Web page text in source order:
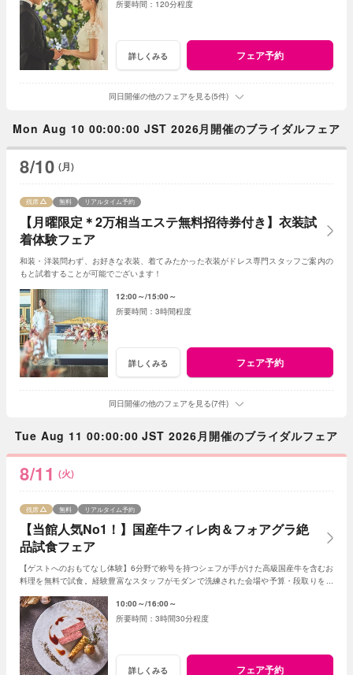
120分程度
詳しくみる フェア予約
同日開催の他のフェアを見る(5件)
Mon Aug 10 00:00:00 JST 2026月開催のブライダルフェア
8/10 (月)
【月曜限定＊2万相当エステ無料招待券付き】衣装試
着体験フェア
残席 無料 リアルタイム予約
和装・洋装問わず、お好きな衣装、着てみたかった衣装がドレス専門スタッフご案内の
もと試着することが可能でございます！
12:00～ 15:00～
3時間程度
詳しくみる フェア予約
同日開催の他のフェアを見る(7件)
Tue Aug 11 00:00:00 JST 2026月開催のブライダルフェア
8/11 (火)
【当館人気No1！】国産牛フィレ肉＆フォアグラ絶
品試食フェア
残席 無料 リアルタイム予約
【ゲストへのおもてなし体験】6分野で称号を持つシェフが手がけた高級国産牛を含むお
料理を無料で試食。経験豊富なスタッフがモダンで洗練された会場や予算・段取りをご
10:00～ 16:00～
3時間30分程度
詳しくみる フェア予約